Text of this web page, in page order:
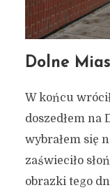
Dolne
W końcu
doszedłem na
wybrałem się
zaświeciło
obrazki tego